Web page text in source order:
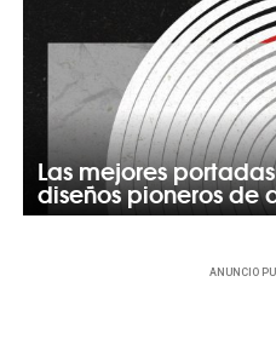
Las mejores
diseños pioneros de
ANUNCIO